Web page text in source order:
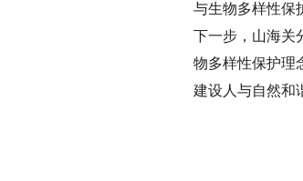
与生物多样性保
下一步，山海关
物多样性保护理
建设人与自然和